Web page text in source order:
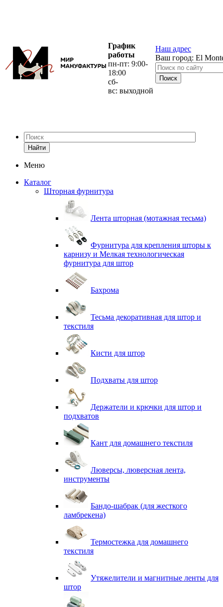
График
работы
пн-пт: 9:00-
18:00
сб-
вс: выходной
Наш адрес
Ваш город: El
Найти
Меню
Каталог
Шторная фурнитура
Лента шторная (мотажная тесьма)
Фурнитура для крепления шторы к
карнизу и Мелкая технологическая
фурнитура для штор
Бахрома
Тесьма декоративная для штор и
текстиля
Кисти для штор
Подхваты для штор
Держатели и крючки для штор и
подхватов
Кант для домашнего текстиля
Люверсы, люверсная лента,
инструменты
Бандо-шабрак (для жесткого
ламбрекена)
Термостежка для домашнего
текстиля
Утяжелители и магнитные ленты для
штор